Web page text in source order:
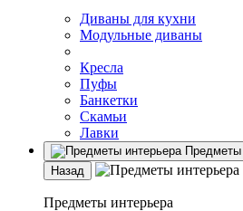
Диваны для кухни
Модульные диваны
Кресла
Пуфы
Банкетки
Скамьи
Лавки
Предметы
Назад
Предметы интерьера